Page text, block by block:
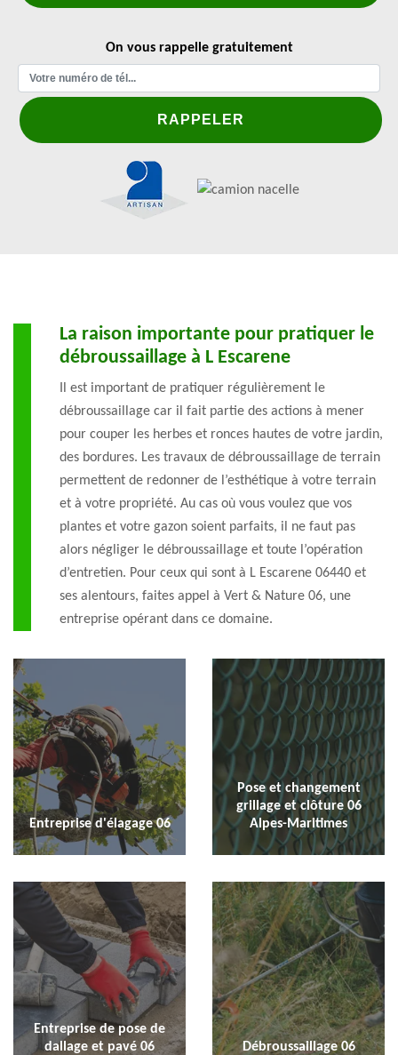
On vous rappelle gratuitement
La raison importante pour pratiquer le
débroussaillage à L Escarene
Il est important de pratiquer régulièrement le
débroussaillage car il fait partie des actions à mener
pour couper les herbes et ronces hautes de votre jardin,
des bordures. Les travaux de débroussaillage de terrain
permettent de redonner de l’esthétique à votre terrain
et à votre propriété. Au cas où vous voulez que vos
plantes et votre gazon soient parfaits, il ne faut pas
alors négliger le débroussaillage et toute l’opération
d’entretien. Pour ceux qui sont à L Escarene 06440 et
ses alentours, faites appel à Vert & Nature 06, une
entreprise opérant dans ce domaine.
Entreprise d'élagage 06
Pose et changement
grillage et clôture 06
Alpes-Maritimes
Entreprise de pose de
dallage et pavé 06
Débroussaillage 06